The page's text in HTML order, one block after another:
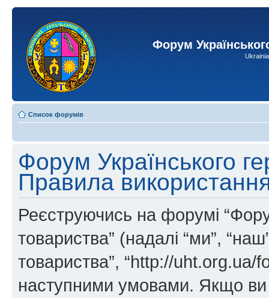
Форум
Список форумів
Форум Українського
Правила
Реєструючись на форумі
товариства” (надалі “ми”,
товариства”, “http://uht.org.ua/
наступними умовами. Якщо ви